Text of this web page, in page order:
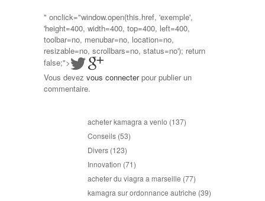
" onclick="window.open(this.href, 'exemple',
'height=400, width=400, top=400, left=400,
toolbar=no, menubar=no, location=no,
resizable=no, scrollbars=no, status=no'); return
false;">
Vous devez vous connecterpour publier un
commentaire.
acheter kamagra a venlo (137)
Conseils (53)
Divers (123)
Innovation (71)
acheter du viagra a marseille (77)
kamagra sur ordonnance autriche (39)